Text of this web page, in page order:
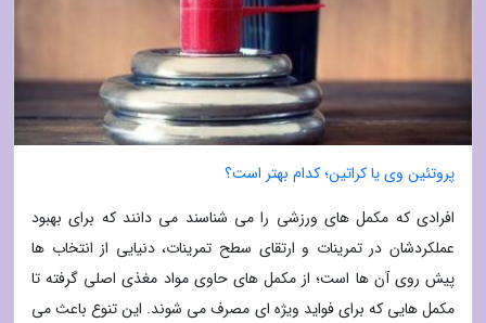
پروتئین وی یا کراتین؛ کدام بهتر است؟
افرادی که مکمل های ورزشی را می شناسند می دانند که برای بهبود
عملکردشان در تمرینات و ارتقای سطح تمرینات، دنیایی از انتخاب ها
پیش روی آن ها است؛ از مکمل های حاوی مواد مغذی اصلی گرفته تا
مکمل هایی که برای فواید ویژه ای مصرف می شوند. این تنوع باعث می